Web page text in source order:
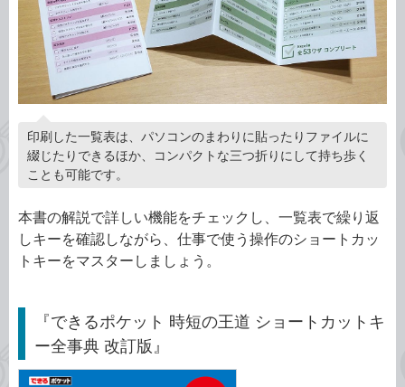
印刷した一覧表は、パソコンのまわりに貼ったりファイルに
綴じたりできるほか、コンパクトな三つ折りにして持ち歩く
ことも可能です。
本書の解説で詳しい機能をチェックし、一覧表で繰り返
しキーを確認しながら、仕事で使う操作のショートカッ
トキーをマスターしましょう。
『できるポケット 時短の王道 ショートカットキ
ー全事典 改訂版』